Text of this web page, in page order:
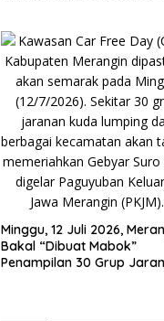
Minggu, 12 Juli 2026,
Bakal “Dibuat Mabok”
Penampilan 30 Grup